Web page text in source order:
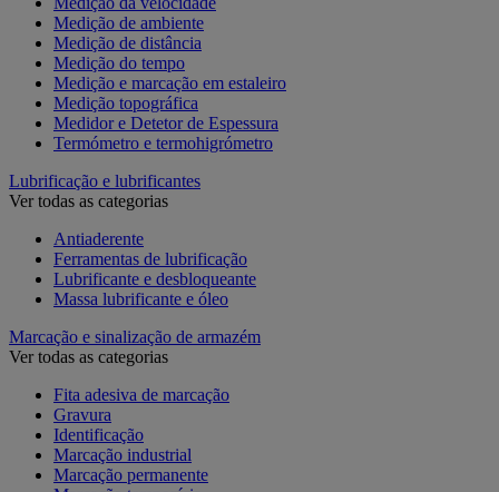
Medição de ambiente
Medição de distância
Medição do tempo
Medição e marcação em estaleiro
Medição topográfica
Medidor e Detetor de Espessura
Termómetro e termohigrómetro
Lubrificação e lubrificantes
Ver todas as categorias
Antiaderente
Ferramentas de lubrificação
Lubrificante e desbloqueante
Massa lubrificante e óleo
Marcação e sinalização de armazém
Ver todas as categorias
Fita adesiva de marcação
Gravura
Identificação
Marcação industrial
Marcação permanente